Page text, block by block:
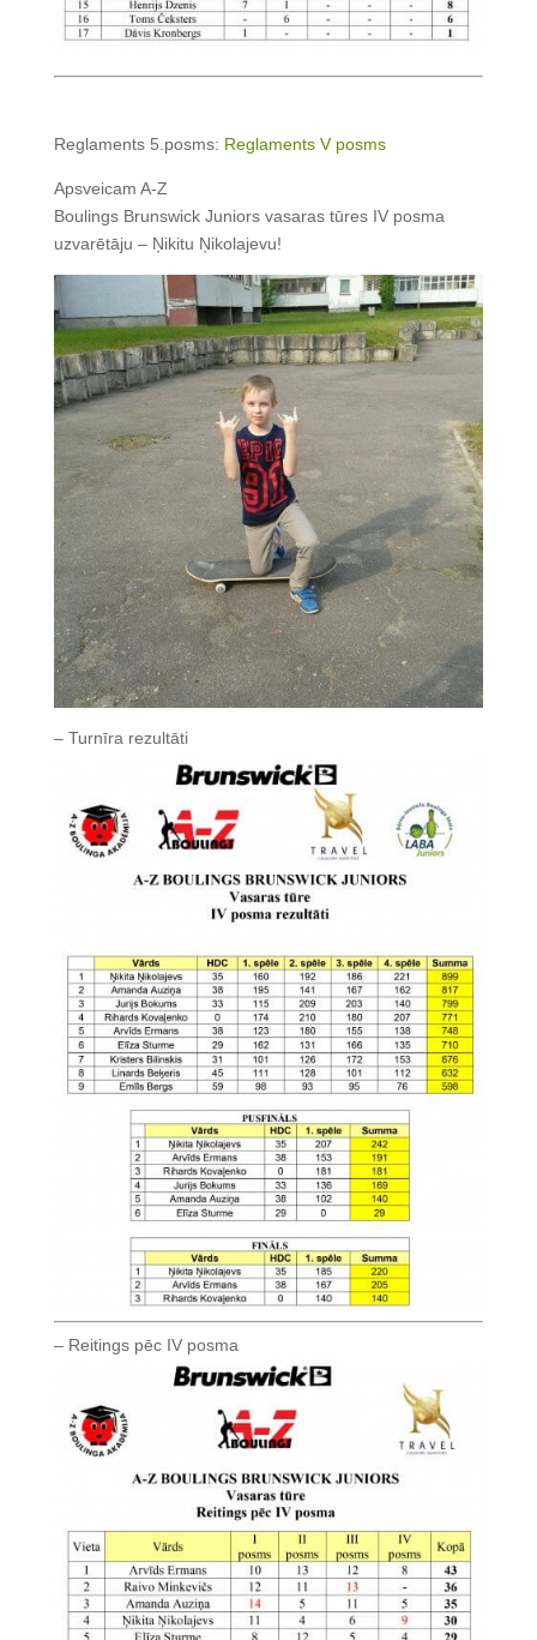
Reglaments 5.posms: Reglaments V posms
Apsveicam A-Z
Boulings Brunswick Juniors vasaras tūres IV posma
uzvarētāju – Ņikitu Ņikolajevu!
– Turnīra rezultāti
– Reitings pēc IV posma